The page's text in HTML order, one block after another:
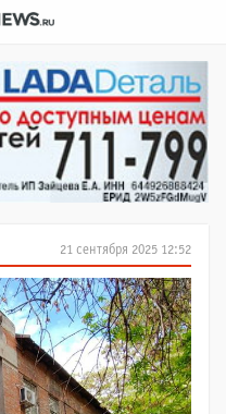
21 сентября 2025 12:52